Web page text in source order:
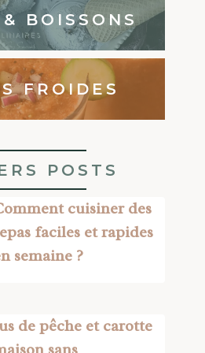
BOISSONS
FROIDES
POSTS
cuisiner des
faciles et rapides
semaine ?
de pêche et carotte